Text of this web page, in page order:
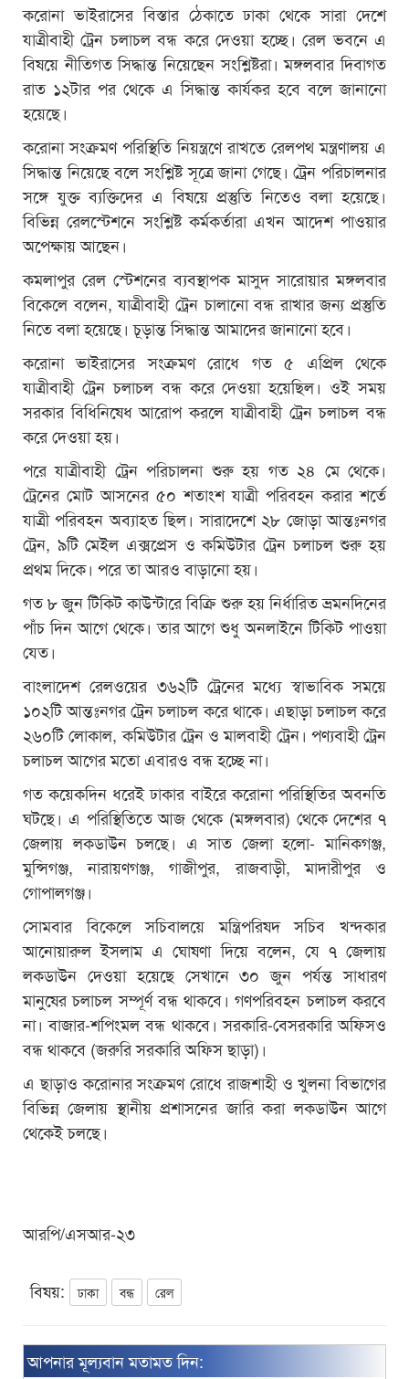
করোনা ভাইরাসের বিস্তার ঠেকাতে ঢাকা থেকে সারা দেশে
যাত্রীবাহী ট্রেন চলাচল বন্ধ করে দেওয়া হচ্ছে। রেল ভবনে এ
বিষয়ে নীতিগত সিদ্ধান্ত নিয়েছেন সংশ্লিষ্টরা। মঙ্গলবার দিবাগত
রাত ১২টার পর থেকে এ সিদ্ধান্ত কার্যকর হবে বলে জানানো
হয়েছে।
করোনা সংক্রমণ পরিস্থিতি নিয়ন্ত্রণে রাখতে রেলপথ মন্ত্রণালয় এ
সিদ্ধান্ত নিয়েছে বলে সংশ্লিষ্ট সূত্রে জানা গেছে। ট্রেন পরিচালনার
সঙ্গে যুক্ত ব্যক্তিদের এ বিষয়ে প্রস্তুতি নিতেও বলা হয়েছে।
বিভিন্ন রেলস্টেশনে সংশ্লিষ্ট কর্মকর্তারা এখন আদেশ পাওয়ার
অপেক্ষায় আছেন।
কমলাপুর রেল স্টেশনের ব্যবস্থাপক মাসুদ সারোয়ার মঙ্গলবার
বিকেলে বলেন, যাত্রীবাহী ট্রেন চালানো বন্ধ রাখার জন্য প্রস্তুতি
নিতে বলা হয়েছে। চূড়ান্ত সিদ্ধান্ত আমাদের জানানো হবে।
করোনা ভাইরাসের সংক্রমণ রোধে গত ৫ এপ্রিল থেকে
যাত্রীবাহী ট্রেন চলাচল বন্ধ করে দেওয়া হয়েছিল। ওই সময়
সরকার বিধিনিষেধ আরোপ করলে যাত্রীবাহী ট্রেন চলাচল বন্ধ
করে দেওয়া হয়।
পরে যাত্রীবাহী ট্রেন পরিচালনা শুরু হয় গত ২৪ মে থেকে।
ট্রেনের মোট আসনের ৫০ শতাংশ যাত্রী পরিবহন করার শর্তে
যাত্রী পরিবহন অব্যাহত ছিল। সারাদেশে ২৮ জোড়া আন্তঃনগর
ট্রেন, ৯টি মেইল এক্সপ্রেস ও কমিউটার ট্রেন চলাচল শুরু হয়
প্রথম দিকে। পরে তা আরও বাড়ানো হয়।
গত ৮ জুন টিকিট কাউন্টারে বিক্রি শুরু হয় নির্ধারিত ভ্রমনদিনের
পাঁচ দিন আগে থেকে। তার আগে শুধু অনলাইনে টিকিট পাওয়া
যেত।
বাংলাদেশ রেলওয়ের ৩৬২টি ট্রেনের মধ্যে স্বাভাবিক সময়ে
১০২টি আন্তঃনগর ট্রেন চলাচল করে থাকে। এছাড়া চলাচল করে
২৬০টি লোকাল, কমিউটার ট্রেন ও মালবাহী ট্রেন। পণ্যবাহী ট্রেন
চলাচল আগের মতো এবারও বন্ধ হচ্ছে না।
গত কয়েকদিন ধরেই ঢাকার বাইরে করোনা পরিস্থিতির অবনতি
ঘটছে। এ পরিস্থিতিতে আজ থেকে (মঙ্গলবার) থেকে দেশের ৭
জেলায় লকডাউন চলছে। এ সাত জেলা হলো- মানিকগঞ্জ,
মুন্সিগঞ্জ, নারায়ণগঞ্জ, গাজীপুর, রাজবাড়ী, মাদারীপুর ও
গোপালগঞ্জ।
সোমবার বিকেলে সচিবালয়ে মন্ত্রিপরিষদ সচিব খন্দকার
আনোয়ারুল ইসলাম এ ঘোষণা দিয়ে বলেন, যে ৭ জেলায়
লকডাউন দেওয়া হয়েছে সেখানে ৩০ জুন পর্যন্ত সাধারণ
মানুষের চলাচল সম্পূর্ণ বন্ধ থাকবে। গণপরিবহন চলাচল করবে
না। বাজার-শপিংমল বন্ধ থাকবে। সরকারি-বেসরকারি অফিসও
বন্ধ থাকবে (জরুরি সরকারি অফিস ছাড়া)।
এ ছাড়াও করোনার সংক্রমণ রোধে রাজশাহী ও খুলনা বিভাগের
বিভিন্ন জেলায় স্থানীয় প্রশাসনের জারি করা লকডাউন আগে
থেকেই চলছে।
আরপি/এসআর-২৩
বিষয়: ঢাকা বন্ধ রেল
আপনার মূল্যবান মতামত দিন: